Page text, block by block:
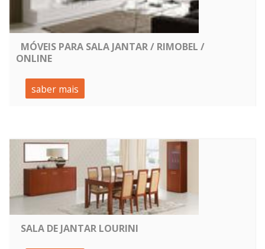
MÓVEIS PARA SALA JANTAR / RIMOBEL /
ONLINE
saber mais
SALA DE JANTAR LOURINI